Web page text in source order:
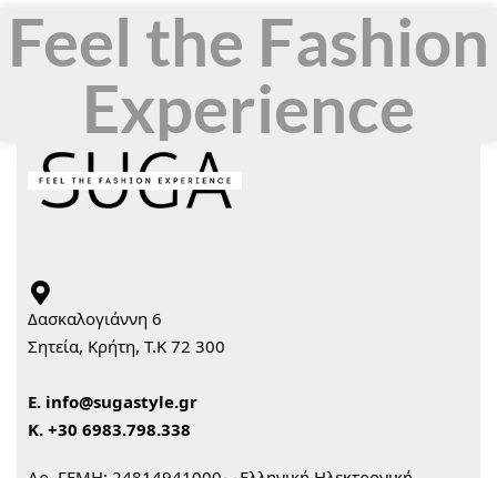
Feel the Fashion
Experience
Δασκαλογιάννη 6
Σητεία, Κρήτη, Τ.Κ 72 300
Ε. info@sugastyle.gr
Κ. +30 6983.798.338